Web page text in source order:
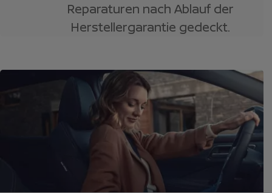
Reparaturen nach Ablauf der
Herstellergarantie gedeckt.